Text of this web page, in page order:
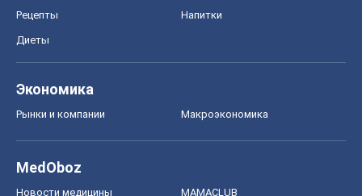
Рецепты Напитки
Диеты
Экономика
Рынки и компании Mакроэкономика
MedOboz
Новости медицины MAMACLUB